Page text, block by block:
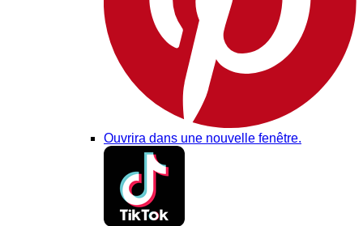
Ouvrira dans une nouvelle fenêtre.